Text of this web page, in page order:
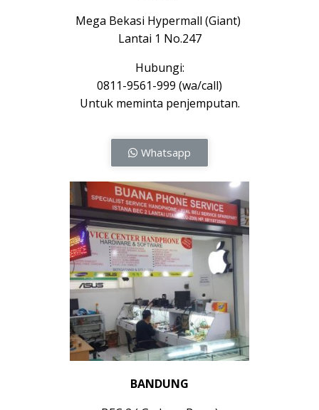
Mega Bekasi Hypermall (Giant)
Lantai 1 No.247
Hubungi:
0811-9561-999 (wa/call)
Untuk meminta penjemputan.
Whatsapp
BANDUNG